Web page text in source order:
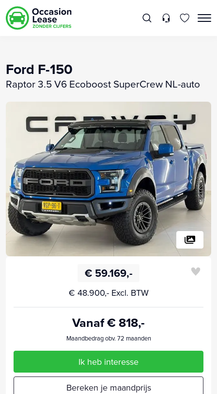
Ford F-150
Raptor 3.5 V6 Ecoboost SuperCrew NL-auto
€ 59.169,-
€ 48.900,- Excl. BTW
Vanaf € 818,-
Maandbedrag obv. 72 maanden
Ik heb interesse
Bereken je maandprijs